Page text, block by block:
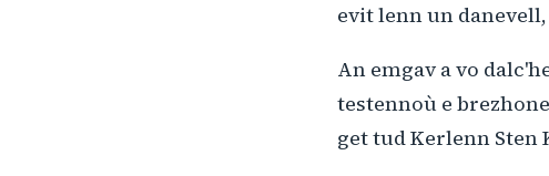
evit lenn un
An emgav a vo
testennoù e
get tud Kerlenn Sten